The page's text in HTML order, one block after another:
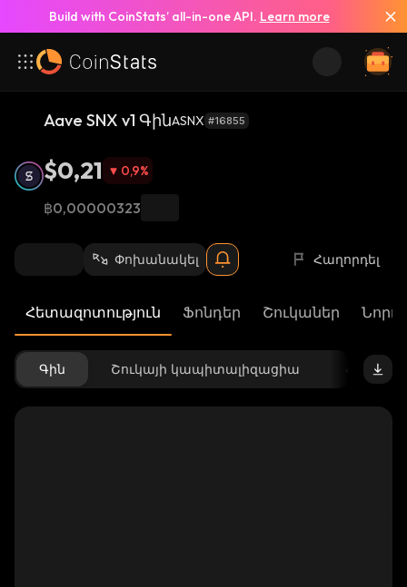
Build with CoinStats’ all-in-one API. Learn more
Aave SNX v1 ԳինASNX #16855
$0,21 0,9%
฿0,00000323
Փոխանակել Հաղորդել
Հետազոտություն Ֆոնդեր Շուկաներ
Գին Շուկայի կապիտալիզացիա